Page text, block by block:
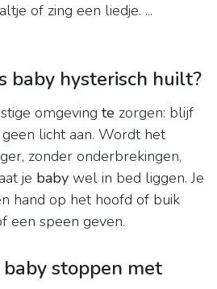
of zing een liedje. ...
baby hysterisch huilt?
omgeving te zorgen: blijf
licht aan. Wordt het
zonder onderbrekingen,
je baby wel in bed liggen. Je
hand op het hoofd of buik
een speen geven.
stoppen met